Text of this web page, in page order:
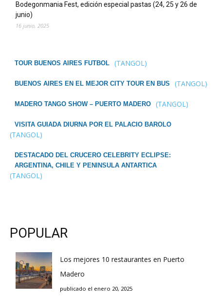
Bodegonmania Fest, edición especial pastas (24, 25 y 26 de
junio)
16 junio, 2025
TOUR BUENOS AIRES FUTBOL (TANGOL)
BUENOS AIRES EN EL MEJOR CITY TOUR EN BUS (TANGOL)
MADERO TANGO SHOW – PUERTO MADERO (TANGOL)
VISITA GUIADA DIURNA POR EL PALACIO BAROLO
(TANGOL)
DESTACADO DEL CRUCERO CELEBRITY ECLIPSE:
ARGENTINA, CHILE Y PENINSULA ANTARTICA
(TANGOL)
POPULAR
Los mejores 10 restaurantes en Puerto
Madero
publicado el enero 20, 2025